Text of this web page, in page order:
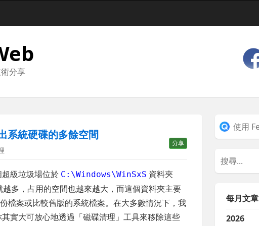
分享
系統硬碟的多餘空間
分享
級垃圾場位於 C:\Windows\WinSxS 資料夾
多，占用的空間也越來越大，而這個資料夾主要
檔案或比較舊版的系統檔案。在大多數情況下，我
實大可放心地透過「磁碟清理」工具來移除這些
每月文章
2026